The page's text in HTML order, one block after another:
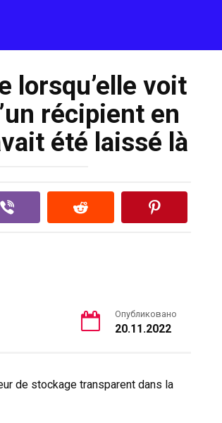
lorsqu’elle voit
récipient en
été laissé là
Опубликовано
20.11.2022
de stockage transparent dans la